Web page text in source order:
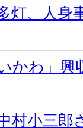
灯、人身
かわ」興
村小三郎